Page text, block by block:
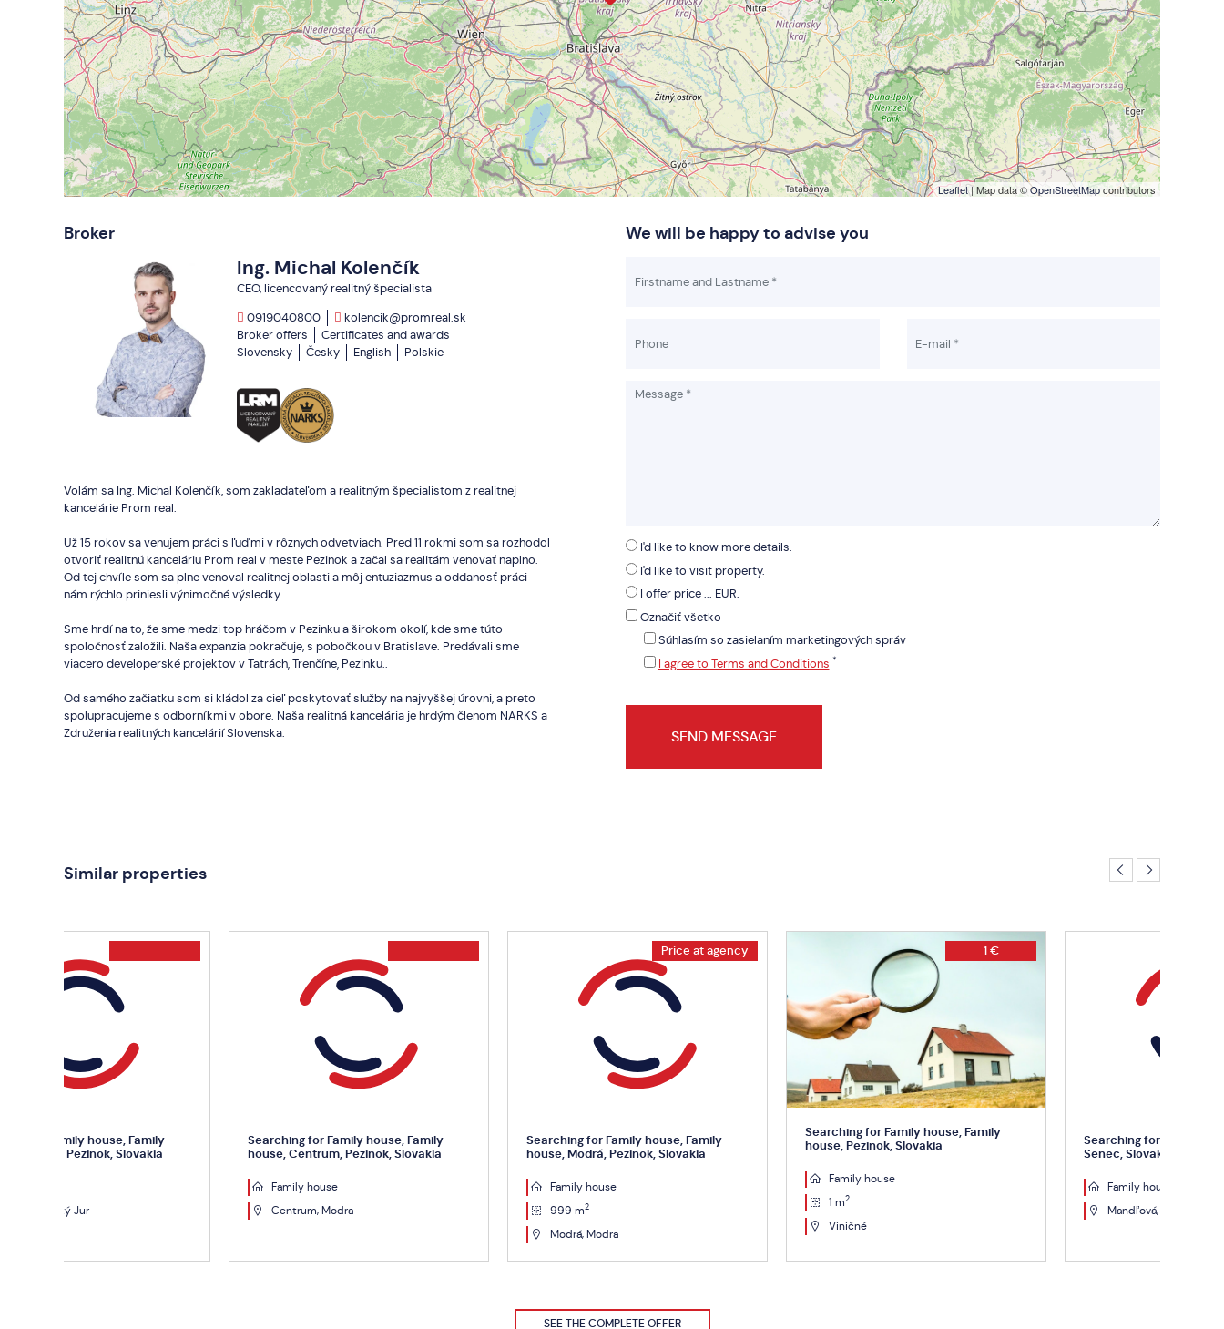
Leaflet| Map data ©OpenStreetMapcontributors
Broker
Ing. Michal Kolenčík
CEO, licencovaný realitný špecialista
0919040800
kolencik@promreal.sk
Broker offers
Certificates and awards
Slovensky
Česky English Polskie
Volám sa Ing. Michal Kolenčík, som zakladateľom a realitným špecialistom z realitnej
kancelárie Prom real.
Už 15 rokov sa venujem práci s ľuďmi v rôznych odvetviach. Pred 11 rokmi som sa rozhodol
otvoriť realitnú kanceláriu Prom real v meste Pezinok a začal sa realitám venovať naplno.
Od tej chvíle som sa plne venoval realitnej oblasti a môj entuziazmus a oddanosť práci
nám rýchlo priniesli výnimočné výsledky.
Sme hrdí na to, že sme medzi top hráčom v Pezinku a širokom okolí, kde sme túto
spoločnosť založili. Naša expanzia pokračuje, s pobočkou v Bratislave. Predávali sme
viacero developerské projektov v Tatrách, Trenčíne, Pezinku..
Od samého začiatku som si kládol za cieľ poskytovať služby na najvyššej úrovni, a preto
spolupracujeme s odborníkmi v obore. Naša realitná kancelária je hrdým členom NARKS a
Združenia realitných kancelárií Slovenska.
We will be happy to advise you
I'd like to know more details.
I'd like to visit property.
I offer price ... EUR.
Označiť všetko
Súhlasím so zasielaním marketingových správ
I agree to Terms and Conditions *
Similar properties
Searching for Family house, Family
house, Centrum, Pezinok, Slovakia
Searching for Family house, Family
house, Modrá, Pezinok, Slovakia
Searching for Family house, Family
house, Pezinok, Slovakia
Searching for Family house, Mandľová,
Senec, Slovakia
SEE THE COMPLETE OFFER